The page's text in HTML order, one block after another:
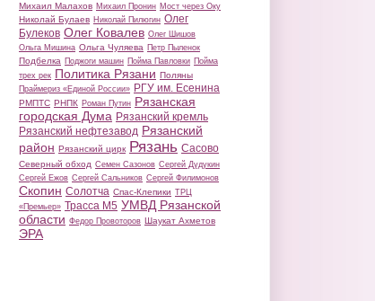
Михаил Малахов Михаил Пронин Мост через Оку
Николай Булаев Николай Пилюгин Олег
Булеков Олег Ковалев Олег Шишов
Ольга Мишина Ольга Чуляева Петр Пыленок
Подбелка Поджоги машин Пойма Павловки Пойма
трех рек Политика Рязани Поляны
Праймериз «Единой России» РГУ им. Есенина
РМПТС РНПК Роман Путин Рязанская
городская Дума Рязанский кремль
Рязанский нефтезавод Рязанский
район Рязанский цирк Рязань Сасово
Северный обход Семен Сазонов Сергей Дудукин
Сергей Ежов Сергей Сальников Сергей Филимонов
Скопин Солотча Спас-Клепики ТРЦ
«Премьер» Трасса М5 УМВД Рязанской
области Федор Провоторов Шаукат Ахметов
ЭРА